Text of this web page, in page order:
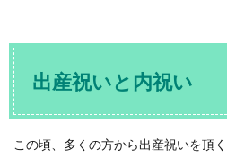
出産祝いと内祝い
この頃、多くの方から出産祝いを頂く